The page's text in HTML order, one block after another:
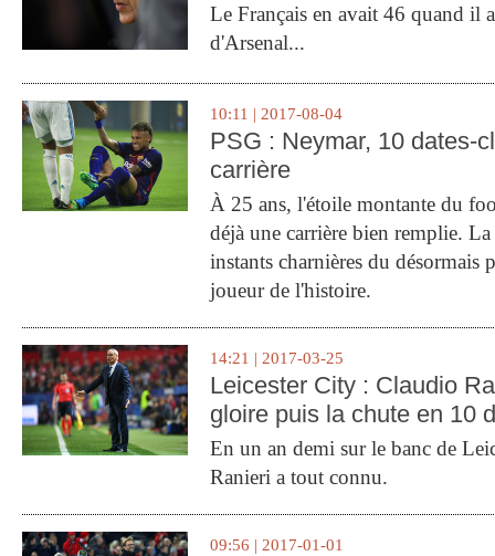
Le Français en avait 46 quand il
d'Arsenal...
10:11 | 2017-08-04
PSG : Neymar, 10 dates-
carrière
À 25 ans, l'étoile montante du
déjà une carrière bien remplie.
instants charnières du désormais
joueur de l'histoire.
14:21 | 2017-03-25
Leicester City : Claudio
gloire puis la chute en 10
En un an demi sur le banc de
Ranieri a tout connu.
09:56 | 2017-01-01